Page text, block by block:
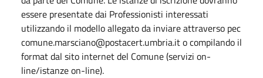
essere presentate dai Professionisti interessati
utilizzando il modello allegato da inviare attraverso pec
comune.marsciano@postacert.umbria.it o compilando il
format dal sito internet del Comune (servizi on-
line/istanze on-line).